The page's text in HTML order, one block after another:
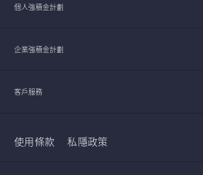
個人強積金計劃
企業強積金計劃
客戶服務
使用條款 私隱政策